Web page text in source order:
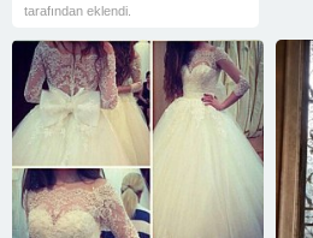
tarafından eklendi.